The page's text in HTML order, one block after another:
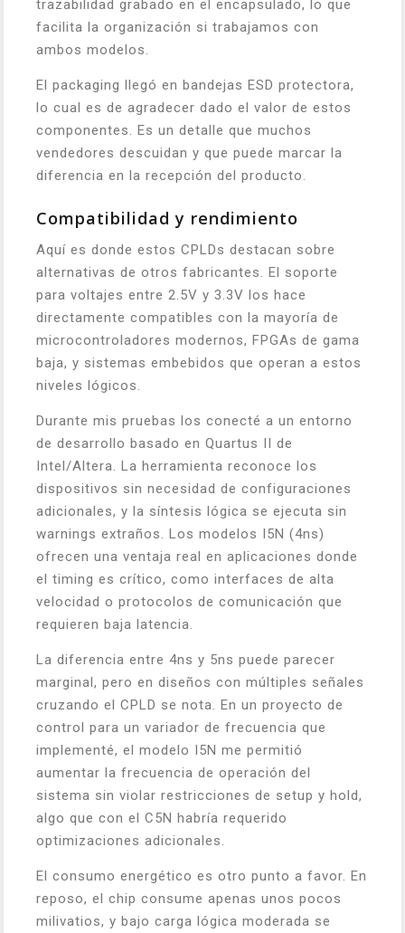
trazabilidad grabado en el encapsulado, lo que
facilita la organización si trabajamos con
ambos modelos.
El packaging llegó en bandejas ESD protectora,
lo cual es de agradecer dado el valor de estos
componentes. Es un detalle que muchos
vendedores descuidan y que puede marcar la
diferencia en la recepción del producto.
Compatibilidad y rendimiento
Aquí es donde estos CPLDs destacan sobre
alternativas de otros fabricantes. El soporte
para voltajes entre 2.5V y 3.3V los hace
directamente compatibles con la mayoría de
microcontroladores modernos, FPGAs de gama
baja, y sistemas embebidos que operan a estos
niveles lógicos.
Durante mis pruebas los conecté a un entorno
de desarrollo basado en Quartus II de
Intel/Altera. La herramienta reconoce los
dispositivos sin necesidad de configuraciones
adicionales, y la síntesis lógica se ejecuta sin
warnings extraños. Los modelos I5N (4ns)
ofrecen una ventaja real en aplicaciones donde
el timing es crítico, como interfaces de alta
velocidad o protocolos de comunicación que
requieren baja latencia.
La diferencia entre 4ns y 5ns puede parecer
marginal, pero en diseños con múltiples señales
cruzando el CPLD se nota. En un proyecto de
control para un variador de frecuencia que
implementé, el modelo I5N me permitió
aumentar la frecuencia de operación del
sistema sin violar restricciones de setup y hold,
algo que con el C5N habría requerido
optimizaciones adicionales.
El consumo energético es otro punto a favor. En
reposo, el chip consume apenas unos pocos
milivatios, y bajo carga lógica moderada se